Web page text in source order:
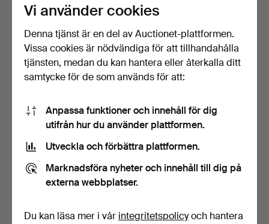
MASSIMO IOSA GHINI,
SERVERINGSVAGN, "Tran-
ARTUR LINDQVIST.
GRYTHYTTAN
STÅLMÖBLER, TR…
9 dagar
Vi använder cookies
Denna tjänst är en del av Auctionet-plattformen.
Vissa cookies är nödvändiga för att tillhandahålla
tjänsten, medan du kan hantera eller återkalla ditt
samtycke för de som används för att:
Anpassa funktioner och innehåll för dig
utifrån hur du använder plattformen.
Utveckla och förbättra plattformen.
Marknadsföra nyheter och innehåll till dig på
externa webbplatser.
Du kan läsa mer i vår integritetspolicyoch hantera